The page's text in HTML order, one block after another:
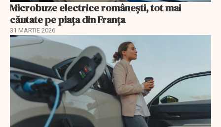
Microbuze electrice românești, tot mai
căutate pe piața din Franța
31 MARTIE 2026